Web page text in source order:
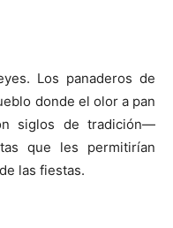
Los panaderos de
donde el olor a pan
siglos de tradición—
que les permitirían
las fiestas.